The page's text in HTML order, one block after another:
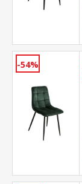
-54%